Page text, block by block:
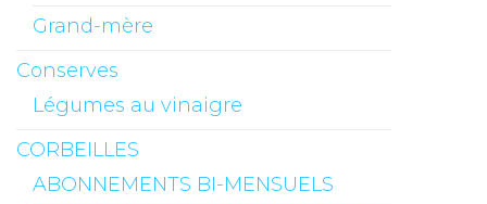
Grand-mère
Conserves
Légumes au vinaigre
CORBEILLES
ABONNEMENTS BI-MENSUELS